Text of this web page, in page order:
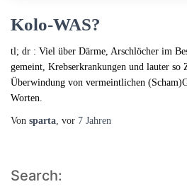
Kolo-WAS?
tl; dr : Viel über Därme, Arschlöcher im
gemeint, Krebserkrankungen und lauter so
Überwindung von vermeintlichen
Worten.
Von sparta , vor 7 Jahren
Search: